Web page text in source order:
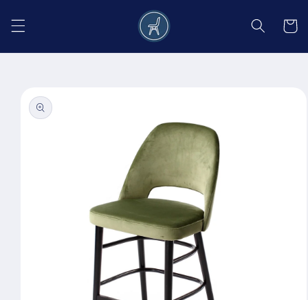
conținut
Coș
informațiile
despre
produs